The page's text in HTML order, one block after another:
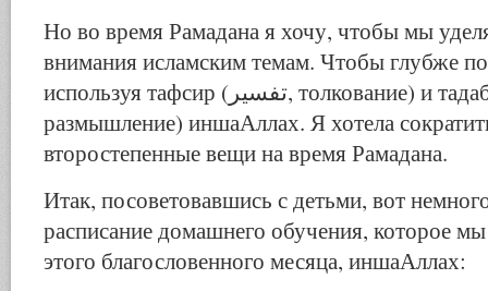
Но во время Рамадана я хочу, чтобы мы
внимания исламским темам. Чтобы глубже
используя тафсир (تفسير, толкование) и тадаббур (تدبر,
размышление) иншаАллах. Я хотела
второстепенные вещи на время Рамадана.
Итак, посоветовавшись с детьми, вот
расписание домашнего обучения, которое
этого благословенного месяца, иншаАллах: